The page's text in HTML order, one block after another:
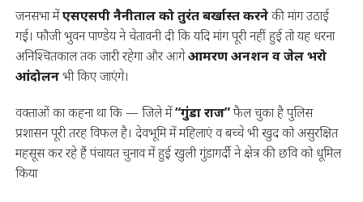
जनसभा मेंएसएसपी नैनीताल को तुरंत बर्खास्त करनेकी मांग उठाई
गई। फौजी भुवन पाण्डेय ने चेतावनी दी कि यदि मांग पूरी नहीं हुई तो यह धरना
अनिश्चितकाल तक जारी रहेगा और आगेआमरण अनशन व जेल भरो
आंदोलनभी किए जाएंगे।
वक्ताओं का कहना था कि — जिले में“गुंडा राज”फैल चुका है पुलिस
प्रशासन पूरी तरह विफल है। देवभूमि में महिलाएं व बच्चे भी खुद को असुरक्षित
महसूस कर रहे हैं पंचायत चुनाव में हुई खुली गुंडागर्दी ने क्षेत्र की छवि को धूमिल
किया